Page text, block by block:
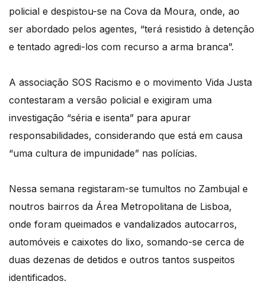
policial e despistou-se na Cova da Moura, onde, ao
ser abordado pelos agentes, “terá resistido à detenção
e tentado agredi-los com recurso a arma branca”.
A associação SOS Racismo e o movimento Vida Justa
contestaram a versão policial e exigiram uma
investigação “séria e isenta” para apurar
responsabilidades, considerando que está em causa
“uma cultura de impunidade” nas polícias.
Nessa semana registaram-se tumultos no Zambujal e
noutros bairros da Área Metropolitana de Lisboa,
onde foram queimados e vandalizados autocarros,
automóveis e caixotes do lixo, somando-se cerca de
duas dezenas de detidos e outros tantos suspeitos
identificados.